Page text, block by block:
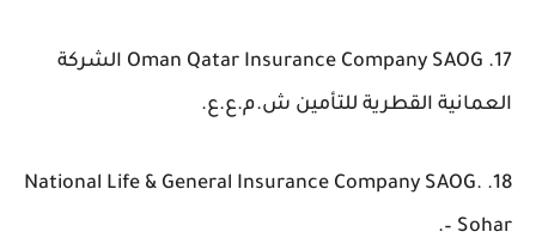
17. Oman Qatar Insurance Company SAOG الشركة
العمانية القطرية للتأمين ش.م.ع.ع.
18. National Life & General Insurance Company SAOG.
– Sohar.